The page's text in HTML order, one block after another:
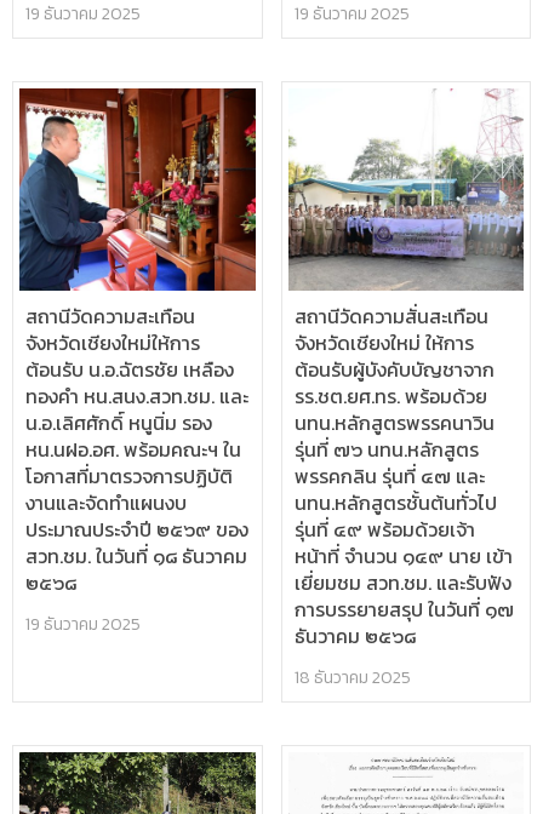
19 ธันวาคม 2025 19 ธันวาคม 2025
สถานีวัดความสะเทือน
จังหวัดเชียงใหม่ให้การ
ต้อนรับ น.อ.ฉัตรชัย เหลือง
ทองคำ หน.สนง.สวท.ชม. และ
น.อ.เลิศศักดิ์ หนูนิ่ม รอง
หน.นฝอ.อศ. พร้อมคณะฯ ใน
โอกาสที่มาตรวจการปฏิบัติ
งานและจัดทำแผนงบ
ประมาณประจำปี ๒๕๖๙ ของ
สวท.ชม. ในวันที่ ๑๘ ธันวาคม
๒๕๖๘
19 ธันวาคม 2025
สถานีวัดความสั่นสะเทือน
จังหวัดเชียงใหม่ ให้การ
ต้อนรับผู้บังคับบัญชาจาก
รร.ชต.ยศ.ทร. พร้อมด้วย
นทน.หลักสูตรพรรคนาวิน
รุ่นที่ ๗๖ นทน.หลักสูตร
พรรคกลิน รุ่นที่ ๔๗ และ
นทน.หลักสูตรชั้นต้นทั่วไป
รุ่นที่ ๔๙ พร้อมด้วยเจ้า
หน้าที่ จำนวน ๑๔๙ นาย เข้า
เยี่ยมชม สวท.ชม. และรับฟัง
การบรรยายสรุป ในวันที่ ๑๗
ธันวาคม ๒๕๖๘
18 ธันวาคม 2025